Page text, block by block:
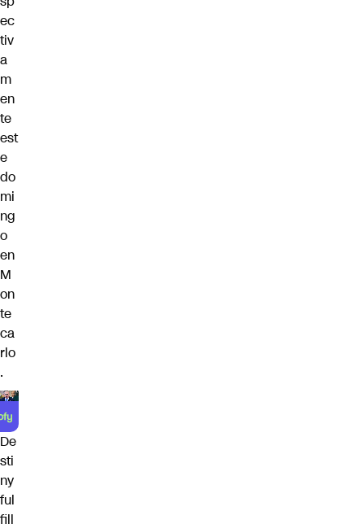
ec
tiv
a
m
en
te
est
e
do
mi
ng
o
en
M
on
te
ca
rlo
.
De
sti
ny
ful
fill